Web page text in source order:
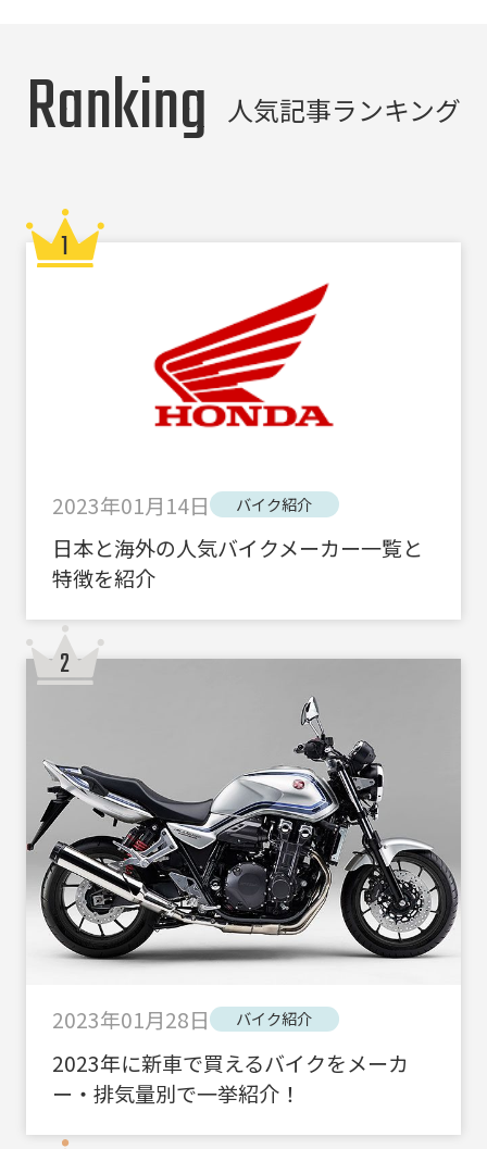
Ranking 人気記事ランキング
2023年01月14日 バイク紹介
日本と海外の人気バイクメーカー一覧と
特徴を紹介
2023年01月28日 バイク紹介
2023年に新車で買えるバイクをメーカ
ー・排気量別で一挙紹介！